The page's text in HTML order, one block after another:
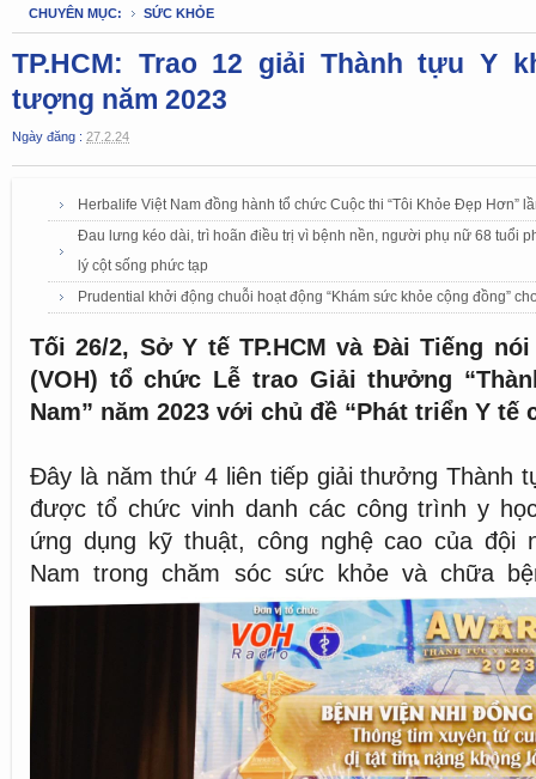
CHUYÊN MỤC: SỨC KHỎE
TP.HCM: Trao 12 giải Thành tựu Y
tượng năm 2023
Ngày đăng : 27.2.24
Herbalife Việt Nam đồng hành tổ chức Cuộc thi “Tôi Khỏe Đẹp Hơn”
Đau lưng kéo dài, trì hoãn điều trị vì bệnh nền, người phụ nữ 68 tuổi
lý cột sống phức tạp
Prudential khởi động chuỗi hoạt động “Khám sức khỏe cộng đồng”
Tối 26/2, Sở Y tế TP.HCM và Đài Tiếng nói
(VOH) tổ chức Lễ trao Giải thưởng
Nam” năm 2023 với chủ đề “Phát triển Y tế
Đây là năm thứ 4 liên tiếp giải thưởng Thành
được tổ chức vinh danh các công trình y
ứng dụng kỹ thuật, công nghệ cao của đội
Nam trong chăm sóc sức khỏe và chữa